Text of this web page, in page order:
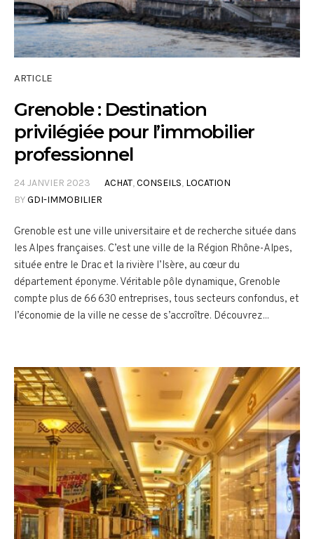
ARTICLE
Grenoble : Destination
privilégiée pour l’immobilier
professionnel
24 JANVIER 2023 ACHAT,CONSEILS, LOCATION
BYGDI-IMMOBILIER
Grenoble est une ville universitaire et de recherche située dans
les Alpes françaises. C’est une ville de la Région Rhône-Alpes,
située entre le Drac et la rivière l’Isère, au cœur du
département éponyme. Véritable pôle dynamique, Grenoble
compte plus de 66 630 entreprises, tous secteurs confondus, et
l’économie de la ville ne cesse de s’accroître. Découvrez...